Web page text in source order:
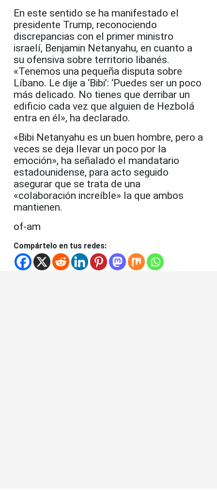
En este sentido se ha manifestado el
presidente Trump, reconociendo
discrepancias con el primer ministro
israelí, Benjamin Netanyahu, en cuanto a
su ofensiva sobre territorio libanés.
«Tenemos una pequeña disputa sobre
Líbano. Le dije a ‘Bibi’: ‘Puedes ser un poco
más delicado. No tienes que derribar un
edificio cada vez que alguien de Hezbolá
entra en él», ha declarado.
«Bibi Netanyahu es un buen hombre, pero a
veces se deja llevar un poco por la
emoción», ha señalado el mandatario
estadounidense, para acto seguido
asegurar que se trata de una
«colaboración increíble» la que ambos
mantienen.
of-am
Compártelo en tus redes: